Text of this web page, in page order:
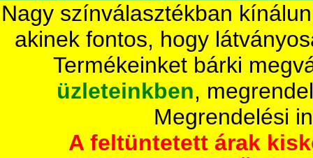
Nagy színválasztékban
akinek fontos, hogy
Termékeinket bárki
üzleteinkben,
Megrendelési
A feltüntetett árak